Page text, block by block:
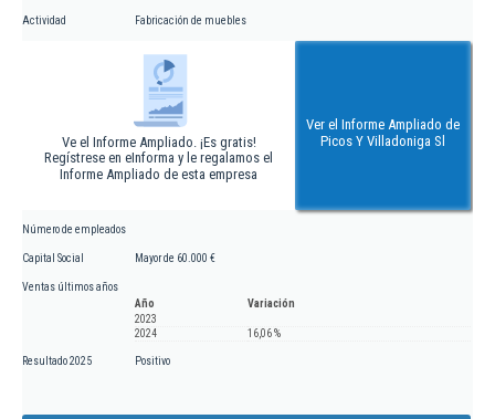
Actividad Fabricación de muebles
Ve el Informe Ampliado. ¡Es gratis!
Regístrese en eInforma y le regalamos el
Informe Ampliado de esta empresa
Ver el Informe Ampliado de
Picos Y Villadoniga Sl
Número de empleados
Capital Social Mayor de 60.000 €
Ventas últimos años
Año
Variación
2023
2024
16,06 %
Resultado 2025 Positivo